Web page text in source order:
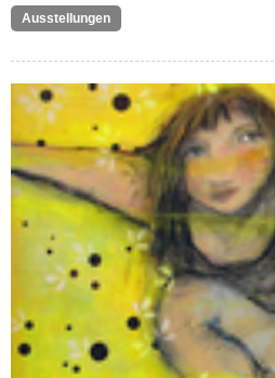
Ausstellungen